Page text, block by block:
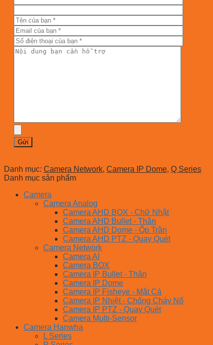
Danh mục: Camera Network, Camera IP Dome, Q Series
Danh mục sản phẩm
Camera
Camera Analog
Camera AHD BOX - Chữ Nhật
Camera AHD Bullet - Thân
Camera AHD Dome - Ốp Trần
Camera AHD PTZ - Quay Quét
Camera Network
Camera AI
Camera BOX
Camera IP Bullet - Thân
Camera IP Dome
Camera IP Fisheye - Mắt Cá
Camera IP Nhiệt - Chống Cháy Nổ
Camera IP PTZ - Quay Quét
Camera Multi-Sensor
Camera Hanwha
L Series